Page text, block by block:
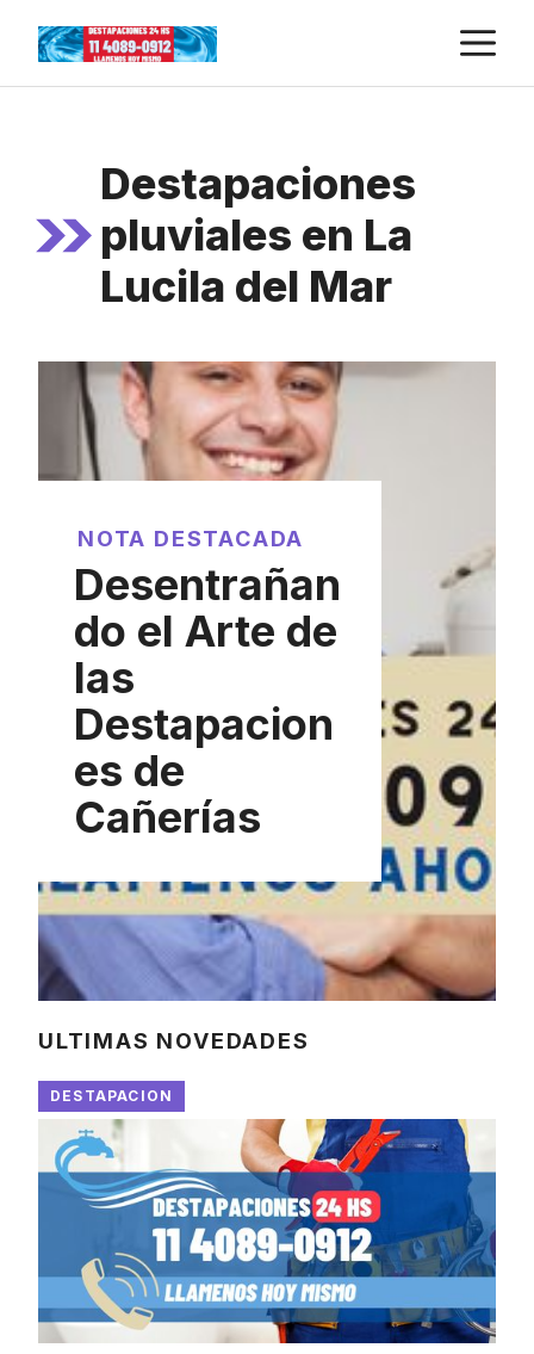
content
Destapaciones
pluviales en La
Lucila del Mar
NOTA DESTACADA
Desentrañan
do el Arte de
las
Destapacion
es de
Cañerías
ULTIMAS NOVEDADES
DESTAPACION